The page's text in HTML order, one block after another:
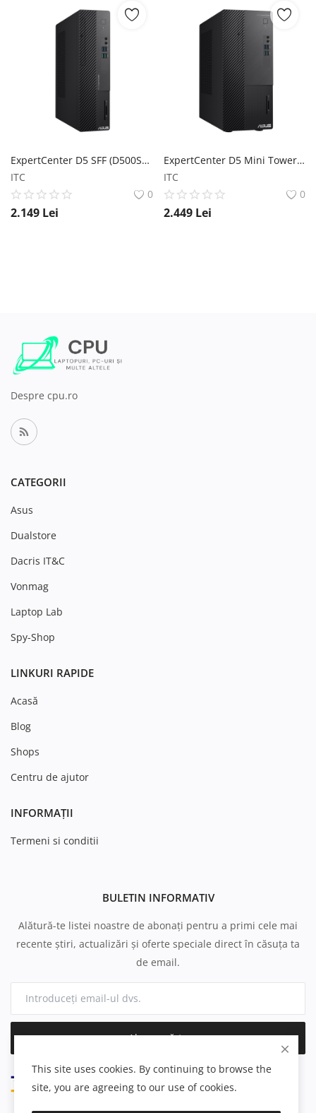
ExpertCenter D5 SFF (D500SE) ASUS
ITC
0
2.149 Lei
ExpertCenter D5 Mini Tower (D500ME) ASUS
ITC
0
2.449 Lei
Despre cpu.ro
CATEGORII
Asus
Dualstore
Dacris IT&C
Vonmag
Laptop Lab
Spy-Shop
LINKURI RAPIDE
Acasă
Blog
Shops
Centru de ajutor
INFORMAȚII
Termeni si conditii
BULETIN INFORMATIV
Alătură-te listei noastre de abonați pentru a primi cele mai
recente știri, actualizări și oferte speciale direct în căsuța ta
de email.
Abonează-te
This site uses cookies. By continuing to browse the
site, you are agreeing to our use of cookies.